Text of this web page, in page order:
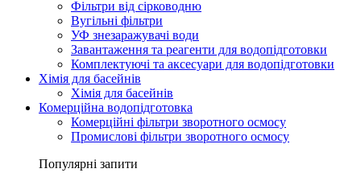
Фільтри від сірководню
Вугільні фільтри
УФ знезаражувачі води
Завантаження та реагенти для водопідготовки
Комплектуючі та аксесуари для водопідготовки
Хімія для басейнів
Хімія для басейнів
Комерційна водопідготовка
Комерційні фільтри зворотного осмосу
Промислові фільтри зворотного осмосу
Популярні запити